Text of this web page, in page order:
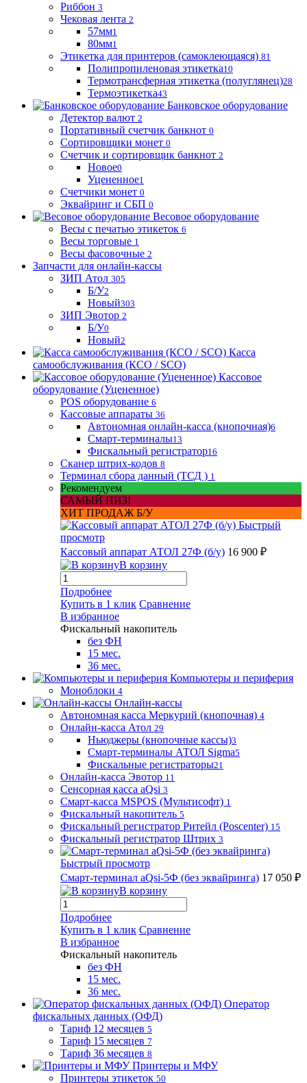
Риббон 3
Чековая лента 2
57мм1
80мм1
Этикетка для принтеров (самоклеющаяся) 81
Полипропиленовая этикетка10
Термотрансферная этикетка (полуглянец)28
Термоэтикетка43
Банковское оборудование
Детектор валют 2
Портативный счетчик банкнот 0
Сортировщики монет 0
Счетчик и сортировщик банкнот 2
Новое0
Уцененное1
Счетчики монет 0
Эквайринг и СБП 0
Весовое оборудование
Весы с печатью этикеток 6
Весы торговые 1
Весы фасовочные 2
Запчасти для онлайн-кассы
ЗИП Атол 305
Б/У2
Новый303
ЗИП Эвотор 2
Б/У0
Новый2
Касса
самообслуживания (КСО / SCO)
Кассовое
оборудование (Уцененное)
POS оборудование 6
Кассовые аппараты 36
Автономная онлайн-касса (кнопочная)6
Смарт-терминалы13
Фискальный регистратор16
Сканер штрих-кодов 8
Терминал сбора данный (ТСД ) 1
Рекомендуем
САМЫЙ НИЗ!
ХИТ ПРОДАЖ Б/У
Быстрый
просмотр
Кассовый аппарат АТОЛ 27Ф (б/у) 16 900 ₽
В корзину
Подробнее
Купить в 1 клик Сравнение
В избранное
Фискальный накопитель
без ФН
15 мес.
36 мес.
Компьютеры и периферия
Моноблоки 4
Онлайн-кассы
Автономная касса Меркурий (кнопочная) 4
Онлайн-касса Атол 29
Ньюджеры (кнопочные кассы)3
Смарт-терминалы АТОЛ Sigma5
Фискальные регистраторы21
Онлайн-касса Эвотор 11
Сенсорная касса aQsi 3
Смарт-касса MSPOS (Мультисофт) 1
Фискальный накопитель 5
Фискальный регистратор Ритейл (Poscenter) 15
Фискальный регистратор Штрих 3
Быстрый просмотр
Смарт-терминал aQsi-5Ф (без эквайринга) 17 050 ₽
В корзину
Подробнее
Купить в 1 клик Сравнение
В избранное
Фискальный накопитель
без ФН
15 мес.
36 мес.
Оператор
фискальных данных (ОФД)
Тариф 12 месяцев 5
Тариф 15 месяцев 7
Тариф 36 месяцев 8
Принтеры и МФУ
Принтеры этикеток 50